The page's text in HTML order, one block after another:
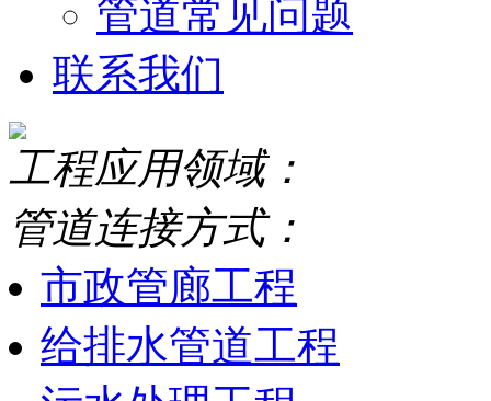
管道常见问题
联系我们
工程应用领域：
管道连接方式：
市政管廊工程
给排水管道工程